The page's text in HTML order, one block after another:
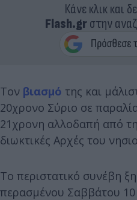
Κάνε κλικ και
Flash.grστην
Τον βιασμό της και
20χρονο Σύριο σε
21χρονη αλλοδαπή από
διωκτικές Αρχές του
Το περιστατικό συνέβη
περασμένου Σαββάτου